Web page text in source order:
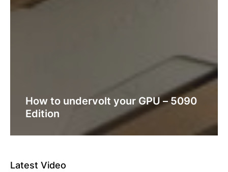
How to undervolt your GPU – 5090
Edition
Latest Video